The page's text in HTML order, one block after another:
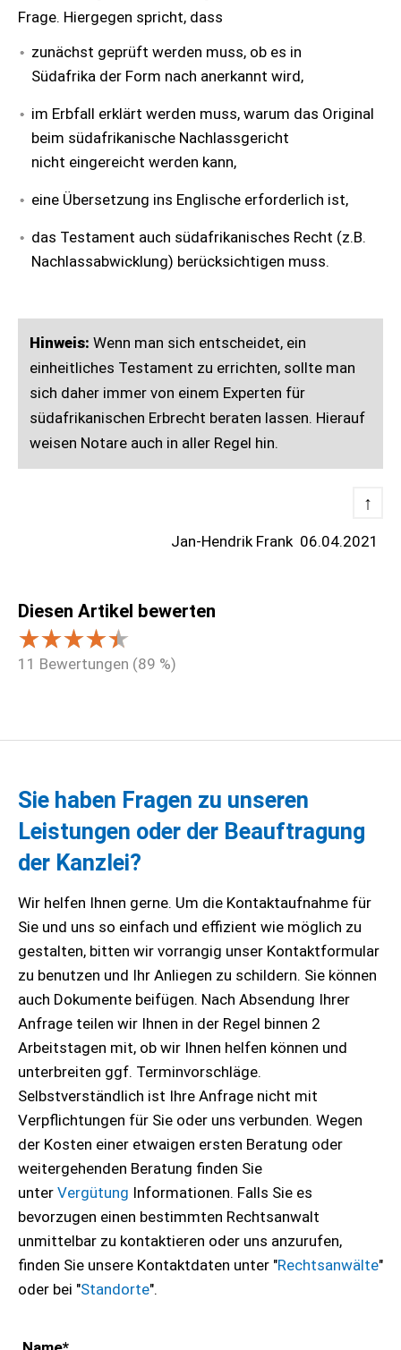
Frage. Hiergegen spricht, dass
zunächst geprüft werden muss, ob es in
Südafrika der Form nach anerkannt wird,
im Erbfall erklärt werden muss, warum das Original
beim südafrikanische Nachlassgericht
nicht eingereicht werden kann,
eine Übersetzung ins Englische erforderlich ist,
das Testament auch südafrikanisches Recht (z.B.
Nachlassabwicklung) berücksichtigen muss.
Hinweis: Wenn man sich entscheidet, ein
einheitliches Testament zu errichten, sollte man
sich daher immer von einem Experten für
südafrikanischen Erbrecht beraten lassen. Hierauf
weisen Notare auch in aller Regel hin.
↑
Jan-Hendrik Frank 06.04.2021
Diesen Artikel bewerten
11 Bewertungen (89 %)
Sie haben Fragen zu unseren
Leistungen oder der Beauftragung
der Kanzlei?
Wir helfen Ihnen gerne. Um die Kontaktaufnahme für
Sie und uns so einfach und effizient wie möglich zu
gestalten, bitten wir vorrangig unser Kontaktformular
zu benutzen und Ihr Anliegen zu schildern. Sie können
auch Dokumente beifügen. Nach Absendung Ihrer
Anfrage teilen wir Ihnen in der Regel binnen 2
Arbeitstagen mit, ob wir Ihnen helfen können und
unterbreiten ggf. Terminvorschläge.
Selbstverständlich ist Ihre Anfrage nicht mit
Verpflichtungen für Sie oder uns verbunden. Wegen
der Kosten einer etwaigen ersten Beratung oder
weitergehenden Beratung finden Sie
unter Vergütung Informationen. Falls Sie es
bevorzugen einen bestimmten Rechtsanwalt
unmittelbar zu kontaktieren oder uns anzurufen,
finden Sie unsere Kontaktdaten unter "Rechtsanwälte"
oder bei "Standorte".